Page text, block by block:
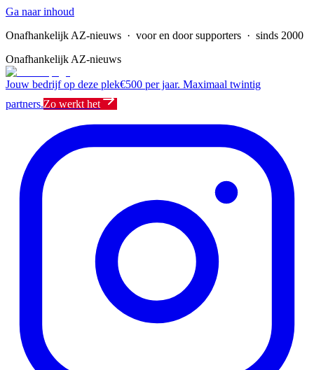
Ga naar inhoud
Onafhankelijk AZ-nieuws · voor en door supporters · sinds 2000
Onafhankelijk AZ-nieuws
Jouw bedrijf op deze plek€500 per jaar. Maximaal twintig
partners.Zo werkt het